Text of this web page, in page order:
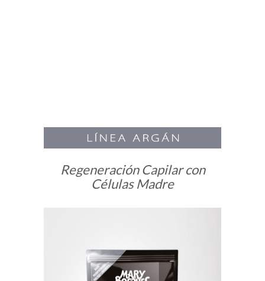
Regeneración Capilar con
Células Madre